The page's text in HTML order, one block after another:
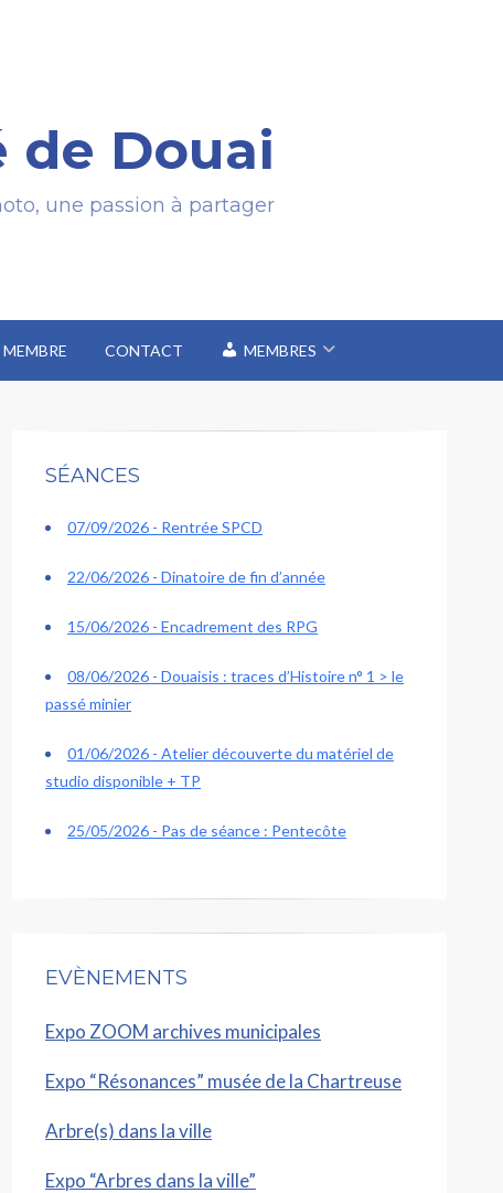
de Douai
une passion à partager
CONTACT MEMBRES
SÉANCES
07/09/2026 - Rentrée SPCD
22/06/2026 - Dinatoire de fin d’année
15/06/2026 - Encadrement des RPG
08/06/2026 - Douaisis : traces d’Histoire n° 1 > le
passé minier
01/06/2026 - Atelier découverte du matériel de
studio disponible + TP
25/05/2026 - Pas de séance : Pentecôte
EVÈNEMENTS
Expo ZOOM archives municipales
Expo “Résonances” musée de la Chartreuse
Arbre(s) dans la ville
Expo “Arbres dans la ville”